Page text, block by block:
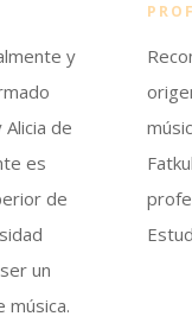
y
de
es
de
un
música.